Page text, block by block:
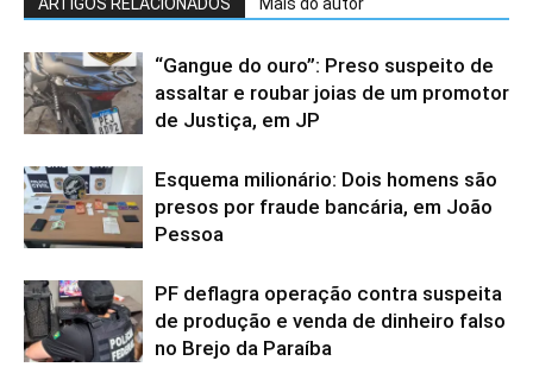
“Gangue do ouro”: Preso suspeito de
assaltar e roubar joias de um promotor
de Justiça, em JP
Esquema milionário: Dois homens são
presos por fraude bancária, em João
Pessoa
PF deflagra operação contra suspeita
de produção e venda de dinheiro falso
no Brejo da Paraíba